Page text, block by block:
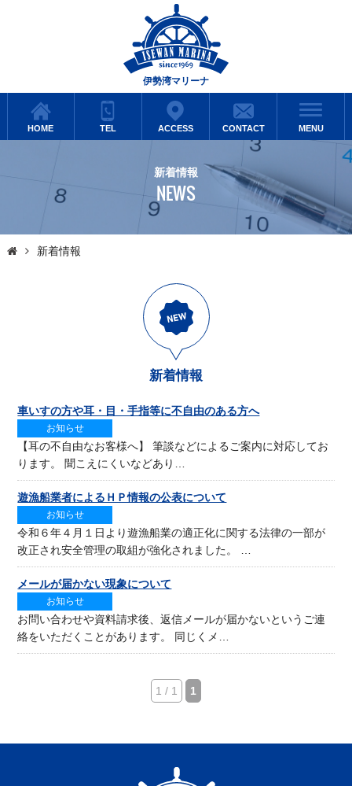
伊勢湾マリーナ
HOME TEL ACCESS CONTACT MENU
新着情報
NEWS
新着情報
新着情報
車いすの方や耳・目・手指等に不自由のある方へ
お知らせ
【耳の不自由なお客様へ】 筆談などによるご案内に対応してお
ります。 聞こえにくいなどあり…
遊漁船業者によるＨＰ情報の公表について
お知らせ
令和６年４月１日より遊漁船業の適正化に関する法律の一部が
改正され安全管理の取組が強化されました。 …
メールが届かない現象について
お知らせ
お問い合わせや資料請求後、返信メールが届かないというご連
絡をいただくことがあります。 同じくメ…
1 / 1 1